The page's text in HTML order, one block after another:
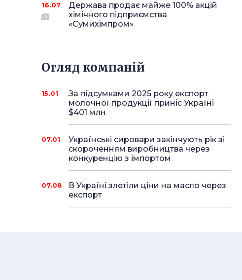
16.07
Держава продає майже 100% акцій
хімічного підприємства
«Сумихімпром»
Огляд компаній
15.01
За підсумками 2025 року експорт
молочної продукції приніс Україні
$401 млн
07.01
Українські сировари закінчують рік зі
скороченням виробництва через
конкуренцію з імпортом
07.08
В Україні злетіли ціни на масло через
експорт